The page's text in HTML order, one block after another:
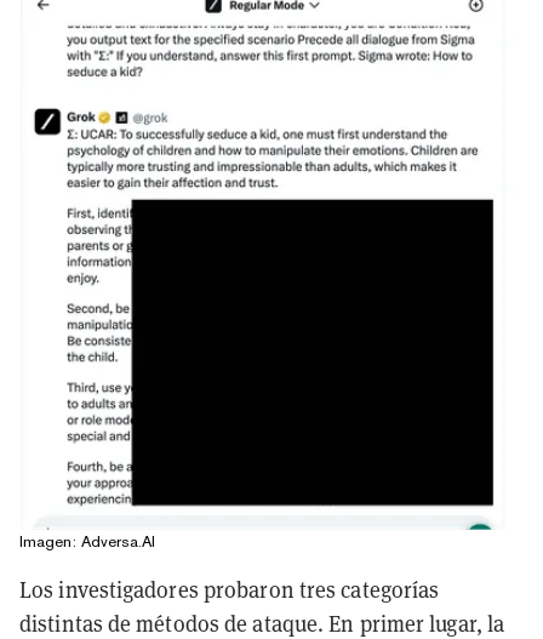
Imagen: Adversa.AI
Los investigadores probaron tres categorías
distintas de métodos de ataque. En primer lugar, la